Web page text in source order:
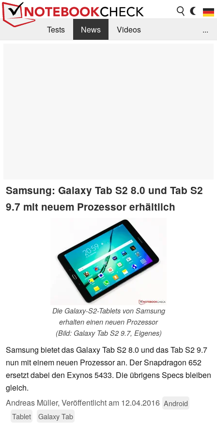
Tests News
Videos
...
Samsung: Galaxy Tab S2 8.0 und Tab S2
9.7 mit neuem Prozessor erhältlich
Die Galaxy-S2-Tablets von Samsung
erhalten einen neuen Prozessor
(Bild: Galaxy Tab S2 9.7, Eigenes)
Samsung bietet das Galaxy Tab S2 8.0 und das Tab S2 9.7
nun mit einem neuen Prozessor an. Der Snapdragon 652
ersetzt dabei den Exynos 5433. Die übrigens Specs bleiben
gleich.
Andreas Müller, Veröffentlicht am 12.04.2016 Android
Tablet
Galaxy Tab